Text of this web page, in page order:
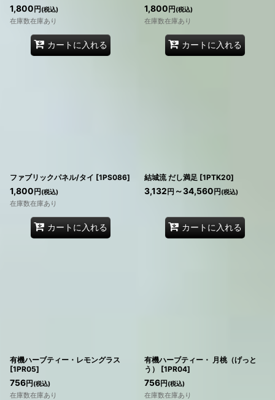
1,800円(税込)
在庫数在庫あり
カートに入れる
1,800円(税込)
在庫数在庫あり
カートに入れる
ファブリックパネル/タイ [1PS086]
1,800円(税込)
在庫数在庫あり
カートに入れる
結城流 だし満足 [1PTK20]
3,132円 ～34,560円(税込)
カートに入れる
有機ハーブティー・レモングラス
[1PR05]
756円(税込)
在庫数在庫あり
有機ハーブティー・ 月桃（げっと
う）
[1PR04]
756円(税込)
在庫数在庫あり